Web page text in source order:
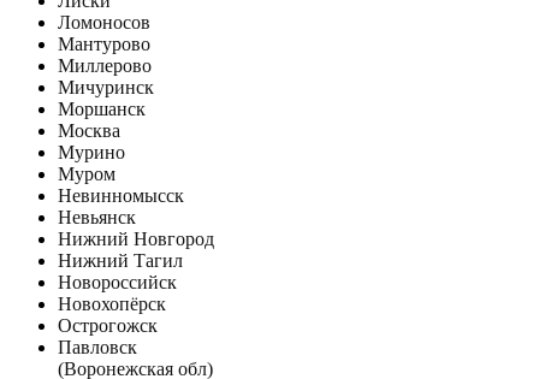
Ломоносов
Мантурово
Миллерово
Мичуринск
Моршанск
Москва
Мурино
Муром
Невинномысск
Невьянск
Нижний Новгород
Нижний Тагил
Новороссийск
Новохопёрск
Острогожск
Павловск
(Воронежская обл)